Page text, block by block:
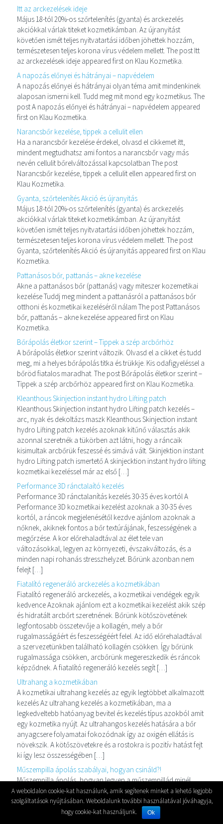
Itt az arckezelések ideje
Május 18-tól 20%-os szőrtelenítés (gyanta) és arckezelés
akciókkal várlak titeket kozmetikámban. Az újranyitást
követően ismét teljes nyitvatartási időben jöhettek hozzám,
természetesen teljes korona vírus védelem mellett. The post Itt
az arckezelések ideje appeared first on Klau Kozmetika.
A napozás előnyei és hátrányai – napvédelem
A napozás előnyei és hátrányai olyan téma amit mindenkinek
alaposan ismerni kell. Tudd meg mit mond egy kozmetikus. The
post A napozás előnyei és hátrányai – napvédelem appeared
first on Klau Kozmetika.
Narancsbőr kezelése, tippek a cellulit ellen
Ha a narancsbőr kezelése érdekel, olvasd el cikkemet itt,
mindent megtudhatsz ami fontos a narancsbőr vagy más
nevén cellulit bőrelváltozással kapcsolatban The post
Narancsbőr kezelése, tippek a cellulit ellen appeared first on
Klau Kozmetika.
Gyanta, szőrtelenítés Akció és újranyitás
Május 18-tól 20%-os szőrtelenítés (gyanta) és arckezelés
akciókkal várlak titeket kozmetikámban. Az újranyitást
követően ismét teljes nyitvatartási időben jöhettek hozzám,
természetesen teljes korona vírus védelem mellett. The post
Gyanta, szőrtelenítés Akció és újranyitás appeared first on Klau
Kozmetika.
Pattanásos bőr, pattanás – akne kezelése
Akne a pattanásos bőr (pattanás) vagy miteszer kozemetikai
kezelése Tuddj meg mindent a pattanásról a pattanásos bőr
otthoni és kozmetikai kezeléséről nálam The post Pattanásos
bőr, pattanás – akne kezelése appeared first on Klau
Kozmetika.
Bőrápolás életkor szerint – Tippek a szép arcbőrhöz
A bőrápolás életkor szerint változik. Olvasd el a cikket és tudd
meg, mi a helyes bőrápolás titka és trükkje. Kis odafigyeléssel a
bőröd fiatalos maradhat. The post Bőrápolás életkor szerint –
Tippek a szép arcbőrhöz appeared first on Klau Kozmetika.
Kleanthous Skinjection instant hydro Lifting patch
Kleanthous Skinjection instant hydro Lifting patch kezelés –
arc, nyak és dekoltázs maszk Kleanthous Skinjection instant
hydro Lifting patch kezelés azoknak kitűnő választás akik
azonnal szeretnék a tükörben azt látni, hogy a ráncaik
kisimultak arcbőrük feszessé és simává vált. Skinjektion instant
hydro Lifting patch ismertető A skinjecktion instant hydro lifting
kozmetikai kezeléssel már az első […]
Performance 3D ránctalaító kezelés
Performance 3D ránctalanítás kezelés 30-35 éves kortól A
Performance 3D kozmetikai kezelést azoknak a 30-35 éves
kortól, a ráncok megjelenésétől kezdve ajánlom azoknak a
nőknek, akiknek fontos a bőr textúrájának, feszességének a
megőrzése. A kor előrehaladtával az élet tele van
változásokkal, legyen az környezeti, évszakváltozás, és a
minden napi rohanás stresszhelyzet. Bőrünk azonban nem
felejt […]
Fiatalító regeneráló arckezelés a kozmetikában
Fiatalító regeneráló arckezelés, a kozmetikai vendégek egyik
kedvence Azoknak ajánlom ezt a kozmetikai kezelést akik szép
és hidratált arcbőrt szeretnének. Bőrünk kötőszövetének
legfontosabb összetevője a kollagén, mely a bőr
rugalmasságáért és feszességéért felel. Az idő előrehaladtával
a szervezetünkben található kollagén csökken. Így bőrünk
rugalmassága csökken, arcbőrünk megereszkedik és ráncok
képződnek. A fiatalító regeneráló kezelés segít […]
Ultrahang a kozmetikában
A kozmetikai ultrahang kezelés az egyik legtöbbet alkalmazott
kezelés Az ultrahang kezelés a kozmetikában, ma a
legkedveltebb hatóanyag bevitel és kezelés típus azokból amit
egy kozmetika nyújt. Az ultrahangos kezelés hatására a bőr
anyagcsere folyamatai fokozódnak így az oxigén ellátás is
növekszik. A kötőszövetekre és a rostokra is pozitív hatást fejt
ki így lesz összességében […]
Műszempilla ápolás szabályai, hogyan csináld?!
Műszempilla ápolás, hogyan legyen a műszempillád minél
tartósabb A műszempilla ápolása és óvása az amiről sokan
megfeledkeznek, mikor műszempillát kezdenek el viselni. A
műszempillára ugyanis valóban figyelni kell. Egy kis törődéssel
és odafigyeléssel a szempillád sokkal tovább tartós és szép
A weboldalon cookie-kat használunk, amik segítenek minket a lehető legjobb
szolgáltatások nyújtásában. Weboldalunk további használatával jóváhagyja,
hogy cookie-kat használjunk.
Ok